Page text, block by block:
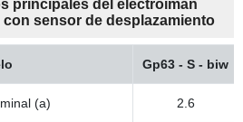
principales del electroimán
sensor de desplazamiento
Gp63 - S - biw
(a) 2.6